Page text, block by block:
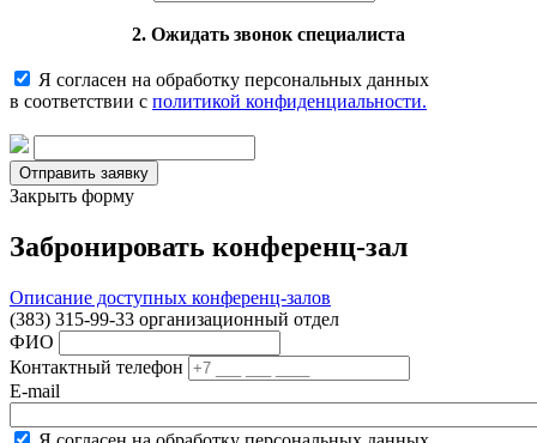
2. Ожидать звонок специалиста
Я согласен на обработку персональных данных
в соответствии с политикой конфиденциальности.
Закрыть форму
Забронировать конференц-зал
Описание доступных конференц-залов
(383) 315-99-33 организационный отдел
ФИО
Контактный телефон
E-mail